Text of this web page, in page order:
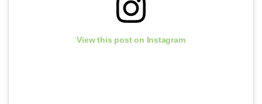
View this post on Instagram